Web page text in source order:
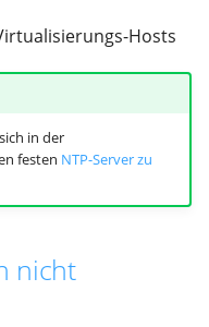
Historie
Hosts
in der
festen NTP-Server zu
nicht